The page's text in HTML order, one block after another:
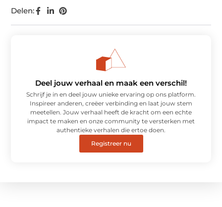
Delen:
Deel jouw verhaal en maak een verschil!
Schrijf je in en deel jouw unieke ervaring op ons platform.
Inspireer anderen, creëer verbinding en laat jouw stem
meetellen. Jouw verhaal heeft de kracht om een echte
impact te maken en onze community te versterken met
authentieke verhalen die ertoe doen.
Registreer nu